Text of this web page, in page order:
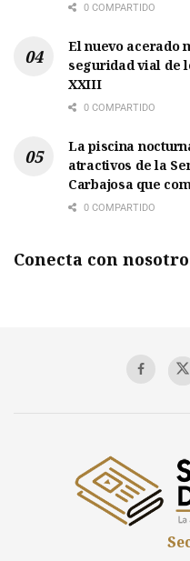
0 COMPARTIDO
El nuevo acerado
seguridad vial de
XXIII
0 COMPARTIDO
La piscina
atractivos de la
Carbajosa que
0 COMPARTIDO
Conecta con